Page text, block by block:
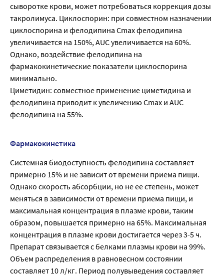
сыворотке крови, может потребоваться коррекция дозы
такролимуса. Циклоспорин: при совместном назначении
циклоспорина и фелодипина Сmах фелодипина
увеличивается на 150%, AUC увеличивается на 60%.
Однако, воздействие фелодипина на
фармакокинетические показатели циклоспорина
минимально.
Циметидин: совместное применение циметидина и
фелодипина приводит к увеличению Сmах и AUC
фелодипина на 55%.
Фармакокинетика
Системная биодоступность фелодипина составляет
примерно 15% и не зависит от времени приема пищи.
Однако скорость абсорбции, но не ее степень, может
меняться в зависимости от времени приема пищи, и
максимальная концентрация в плазме крови, таким
образом, повышается примерно на 65%. Максимальная
концентрация в плазме крови достигается через 3-5 ч.
Препарат связывается с белками плазмы крови на 99%.
Объем распределения в равновесном состоянии
составляет 10 л/кг. Период полувыведения составляет